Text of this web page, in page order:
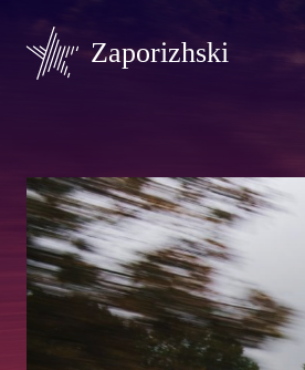
Zaporizhski